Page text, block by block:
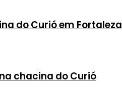
do Curió em Fortaleza
chacina do Curió